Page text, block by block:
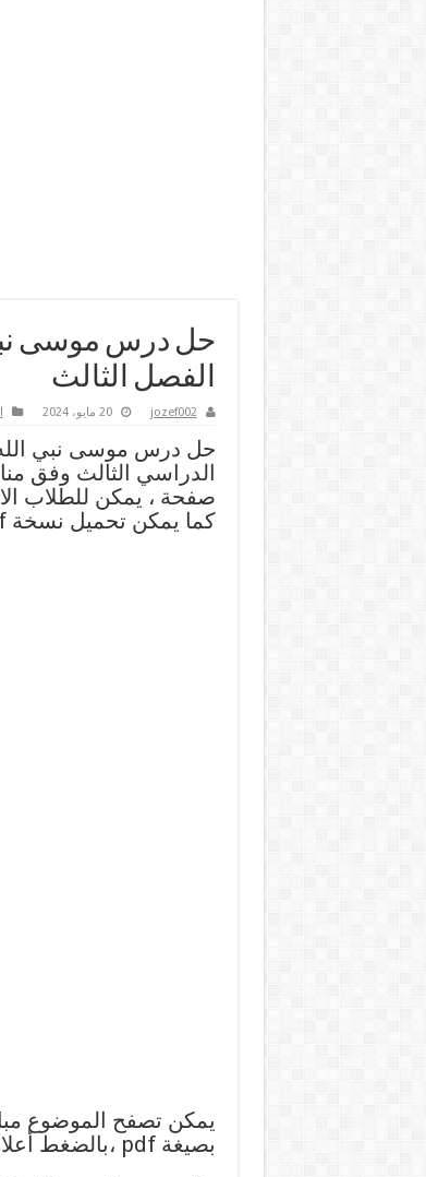
حل درس موسى نبي
الفصل الثالث
jozef002 20 مايو، 2024
حل درس موسى نبي الله
صفحة ، يمكن للطلاب
كما يمكن تحميل نسخة pdf من الرابط اسفل.
يمكن تصفح الموضوع
بصيغة pdf ،بالضغط أعلاه على: .: